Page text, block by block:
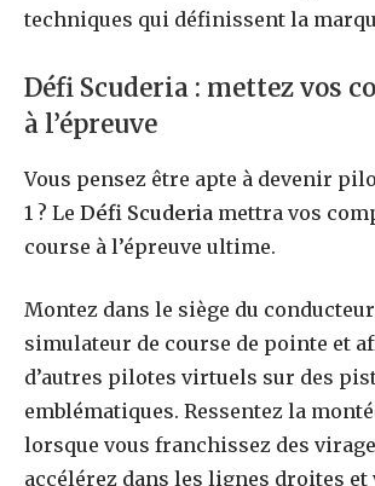
techniques qui définissent la
Défi Scuderia : mettez vos
à l’épreuve
Vous pensez être apte à devenir
1 ? Le Défi Scuderia mettra vos
course à l’épreuve ultime.
Montez dans le siège du conducteur
simulateur de course de pointe et
d’autres pilotes virtuels sur des
emblématiques. Ressentez la
lorsque vous franchissez des
accélérez dans les lignes droites et